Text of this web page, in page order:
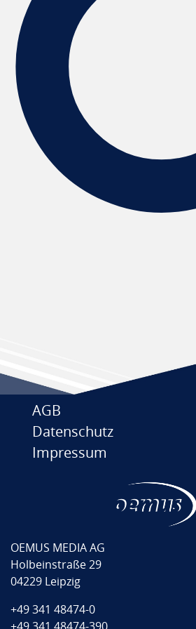
AGB
Datenschutz
Impressum
OEMUS MEDIA AG
Holbeinstraße 29
04229 Leipzig
+49 341 48474-0